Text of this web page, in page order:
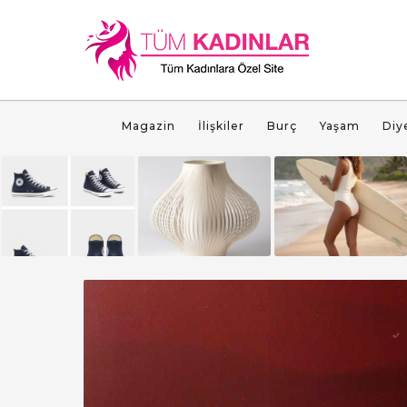
Magazin İlişkiler Burç Yaşam